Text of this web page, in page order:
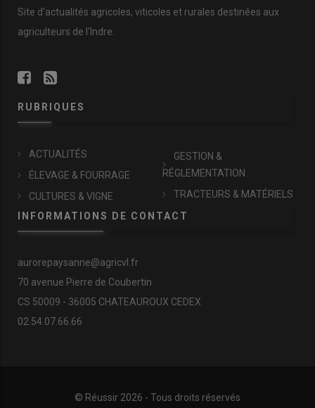
Site d'actualités agricoles, viticoles et rurales destinées aux
agriculteurs de l'Indre.
RUBRIQUES
ACTUALITÉS
ÉLEVAGE & FOURRAGE
CULTURES & VIGNE
GESTION &
RÉGLEMENTATION
TRACTEURS & MATÉRIELS
INFORMATIONS DE CONTACT
aurorepaysanne@agricvl.fr
70 avenue Pierre de Coubertin
CS 50009 - 36005 CHATEAUROUX CEDEX
02.54.07.66.66
© Réussir 2026 - Tous droits réservés